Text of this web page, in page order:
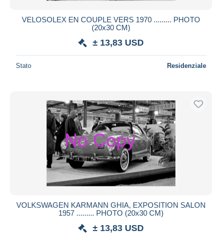
VELOSOLEX EN COUPLE VERS 1970 ......... PHOTO
(20x30 CM)
± 13,83 USD
Stato Residenziale
VOLKSWAGEN KARMANN GHIA, EXPOSITION SALON
1957 ......... PHOTO (20x30 CM)
± 13,83 USD